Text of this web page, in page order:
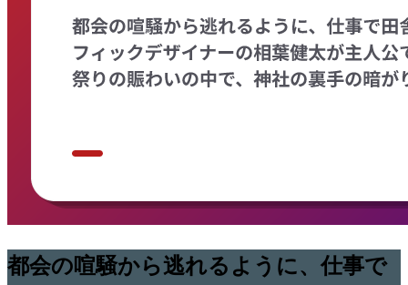
都会の喧騒から逃れるように、仕事で